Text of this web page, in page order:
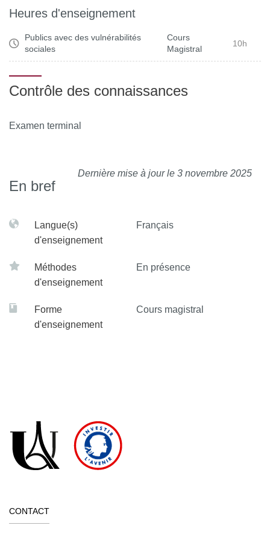
Se positionner vis-à-vis d’un champ professionnel.
Identifier et situer les champs professionnels
ainsi que les parcours possibles pour y accéder.
Heures d'enseignement
Publics avec des vulnérabilités
sociales
Cours
Magistral
10h
Contrôle des connaissances
Examen terminal
Dernière mise à jour le 3 novembre 2025
En bref
Langue(s)
d'enseignement
Français
Méthodes
d'enseignement
En présence
Forme
d'enseignement
Cours magistral
CONTACT